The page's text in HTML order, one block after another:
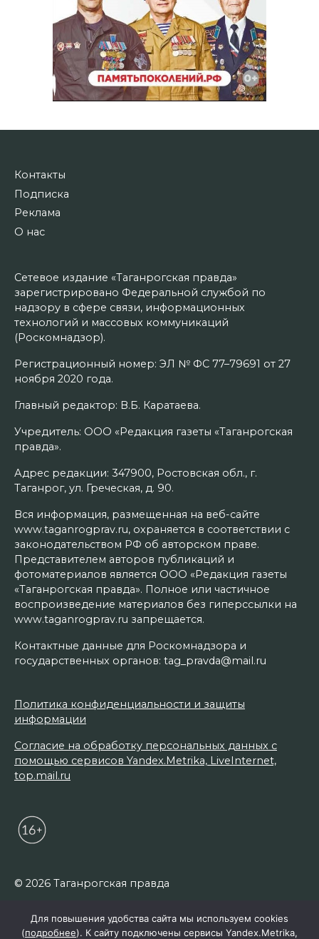
Контакты
Подписка
Реклама
О нас
Сетевое издание «Таганрогская правда»
зарегистрировано Федеральной службой по
надзору в сфере связи, информационных
технологий и массовых коммуникаций
(Роскомнадзор).
Регистрационный номер: ЭЛ № ФС 77–79691 от 27
ноября 2020 года.
Главный редактор: В.Б. Каратаева.
Учредитель: ООО «Редакция газеты «Таганрогская
правда».
Адрес редакции: 347900, Ростовская обл., г.
Таганрог, ул. Греческая, д. 90.
Вся информация, размещенная на веб-сайте
www.taganrogprav.ru, охраняется в соответствии с
законодательством РФ об авторском праве.
Представителем авторов публикаций и
фотоматериалов является ООО «Редакция газеты
«Таганрогская правда». Полное или частичное
воспроизведение материалов без гиперссылки на
www.taganrogprav.ru запрещается.
Контактные данные для Роскомнадзора и
государственных органов: tag_pravda@mail.ru
Политика конфиденциальности и защиты
информации
Согласие на обработку персональных данных с
помощью сервисов Yandex.Metrika, LiveInternet,
top.mail.ru
© 2026 Таганрогская правда
Для повышения удобства сайта мы используем cookies
(подробнее). К сайту подключены сервисы Yandex.Metrika,